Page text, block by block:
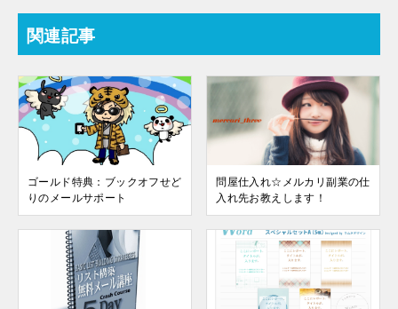
関連記事
ゴールド特典：ブックオフせど
りのメールサポート
問屋仕入れ☆メルカリ副業の仕
入れ先お教えします！